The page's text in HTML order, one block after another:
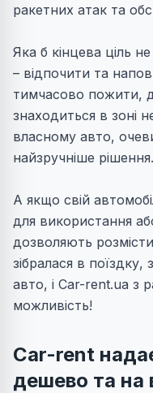
ракетних атак та
Яка б кінцева ціль
– відпочити та
тимчасово пожити,
знаходиться в зоні
власному авто,
найзручніше рішення.
А якщо свій
для використання
дозволяють
зібралася в
авто, і Car-rent.ua з
можливість!
Car-rent
дешево та на